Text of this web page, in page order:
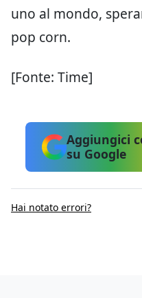
uno al mondo,
pop corn.
[Fonte: Time]
Aggiungici
su Google
Hai notato errori?